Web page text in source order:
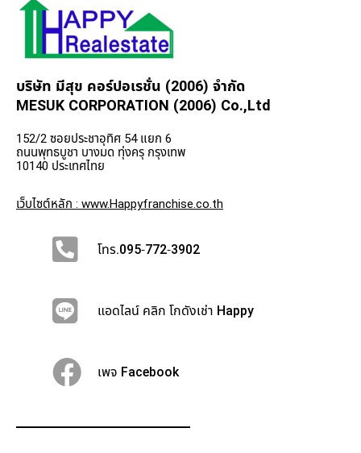
บริษัท มีสุข คอร์ปอเรชั่น (2006) จำกัด
MESUK CORPORATION (2006) Co.,Ltd
152/2 ซอยประชาอุทิศ 54 แยก 6
ถนนพุทธบูชา บางมด ทุ่งครุ กรุงเทพ
10140 ประเทศไทย
เว็บไซต์หลัก : www.Happyfranchise.co.th
โทร.095-772-3902
แอดไลน์ คลิก โกดังเช่า Happy
เพจ Facebook